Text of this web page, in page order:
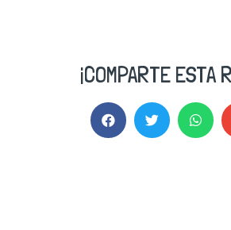
¡COMPARTE ESTA